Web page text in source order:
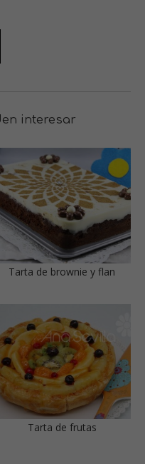
interesar
Tarta de brownie y flan
Tarta de frutas